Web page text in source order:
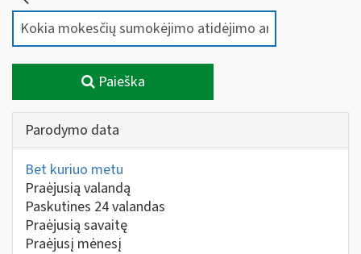
Paieška
Parodymo data
Bet kuriuo metu
Praėjusią valandą
Paskutines 24 valandas
Praėjusią savaitę
Praėjusį mėnesį